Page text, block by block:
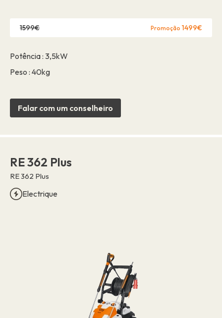
1599€ Promoção 1499€
Potência : 3,5kW
Peso : 40kg
Falar com um conselheiro
RE 362 Plus
RE 362 Plus
Electrique